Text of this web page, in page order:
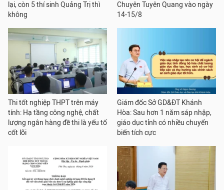
lại, còn 5 thí sinh Quảng Trị thì
không
Chuyên Tuyên Quang vào ngày
14-15/8
Thi tốt nghiệp THPT trên máy
tính: Hạ tầng công nghệ, chất
lượng ngân hàng đề thi là yếu tố
cốt lõi
Giám đốc Sở GD&ĐT Khánh
Hòa: Sau hơn 1 năm sáp nhập,
giáo dục tỉnh có nhiều chuyển
biến tích cực